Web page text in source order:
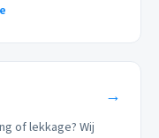
→
of lekkage? Wij